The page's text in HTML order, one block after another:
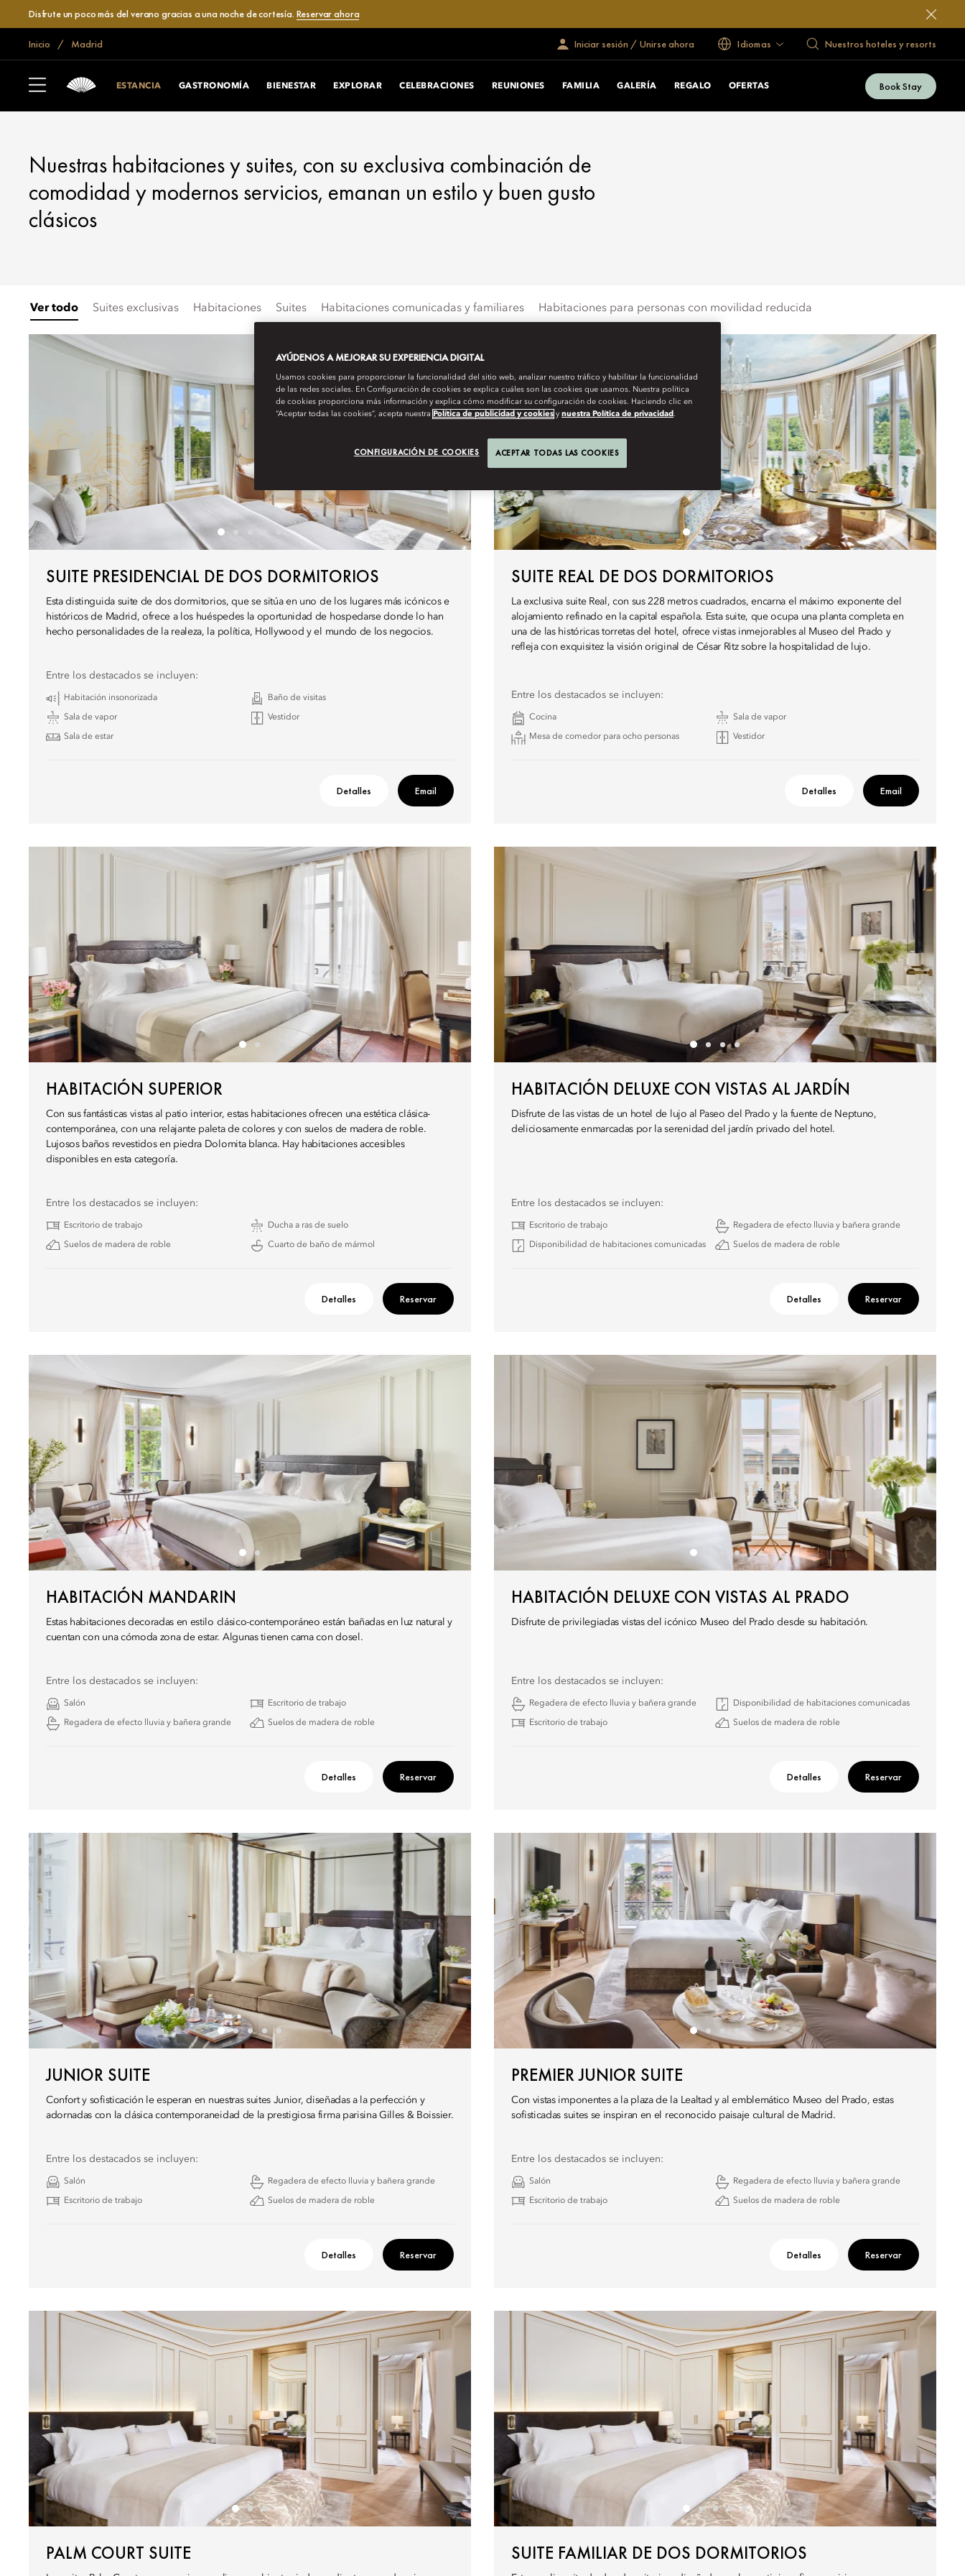
Disfrute un poco más del verano gracias a una noche de cortesía. Reservar ahora
Inicio Madrid Iniciar sesión / Unirse ahora Idiomas Nuestros hoteles y resorts
ESTANCIA GASTRONOMÍA BIENESTAR EXPLORAR CELEBRACIONES REUNIONES FAMILIA GALERÍA REGALO OFERTAS Book Stay
MADRID
ESTANCIA
Nuestras habitaciones y suites, con su exclusiva combinación de
comodidad y modernos servicios, emanan un estilo y buen gusto
clásicos
Ver todo Suites exclusivas Habitaciones Suites Habitaciones comunicadas y familiares Habitaciones para personas con movilidad reducida
SUITE PRESIDENCIAL DE DOS DORMITORIOS
Esta distinguida suite de dos dormitorios, que se sitúa en uno de los lugares más icónicos e
históricos de Madrid, ofrece a los huéspedes la oportunidad de hospedarse donde lo han
hecho personalidades de la realeza, la política, Hollywood y el mundo de los negocios.
Entre los destacados se incluyen:
Habitación insonorizada Baño de visitas
Sala de vapor Vestidor
Sala de estar
Detalles Email
SUITE REAL DE DOS DORMITORIOS
La exclusiva suite Real, con sus 228 metros cuadrados, encarna el máximo exponente del
alojamiento refinado en la capital española. Esta suite, que ocupa una planta completa en
una de las históricas torretas del hotel, ofrece vistas inmejorables al Museo del Prado y
refleja con exquisitez la visión original de César Ritz sobre la hospitalidad de lujo.
Entre los destacados se incluyen:
Cocina Sala de vapor
Mesa de comedor para ocho personas Vestidor
Detalles Email
HABITACIÓN SUPERIOR
Con sus fantásticas vistas al patio interior, estas habitaciones ofrecen una estética clásica-
contemporánea, con una relajante paleta de colores y con suelos de madera de roble.
Lujosos baños revestidos en piedra Dolomita blanca. Hay habitaciones accesibles
disponibles en esta categoría.
Entre los destacados se incluyen:
Escritorio de trabajo Ducha a ras de suelo
Suelos de madera de roble Cuarto de baño de mármol
Detalles Reservar
HABITACIÓN DELUXE CON VISTAS AL JARDÍN
Disfrute de las vistas de un hotel de lujo al Paseo del Prado y la fuente de Neptuno,
deliciosamente enmarcadas por la serenidad del jardín privado del hotel.
Entre los destacados se incluyen:
Escritorio de trabajo Regadera de efecto lluvia y bañera grande
Disponibilidad de habitaciones comunicadas Suelos de madera de roble
Detalles Reservar
HABITACIÓN MANDARIN
Estas habitaciones decoradas en estilo clásico-contemporáneo están bañadas en luz natural y
cuentan con una cómoda zona de estar. Algunas tienen cama con dosel.
Entre los destacados se incluyen:
Salón Escritorio de trabajo
Regadera de efecto lluvia y bañera grande Suelos de madera de roble
Detalles Reservar
HABITACIÓN DELUXE CON VISTAS AL PRADO
Disfrute de privilegiadas vistas del icónico Museo del Prado desde su habitación.
Entre los destacados se incluyen:
Regadera de efecto lluvia y bañera grande Disponibilidad de habitaciones comunicadas
Escritorio de trabajo Suelos de madera de roble
Detalles Reservar
JUNIOR SUITE
Confort y sofisticación le esperan en nuestras suites Junior, diseñadas a la perfección y
adornadas con la clásica contemporaneidad de la prestigiosa firma parisina Gilles & Boissier.
Entre los destacados se incluyen:
Salón Regadera de efecto lluvia y bañera grande
Escritorio de trabajo Suelos de madera de roble
Detalles Reservar
PREMIER JUNIOR SUITE
Con vistas imponentes a la plaza de la Lealtad y al emblemático Museo del Prado, estas
sofisticadas suites se inspiran en el reconocido paisaje cultural de Madrid.
Entre los destacados se incluyen:
Salón Regadera de efecto lluvia y bañera grande
Escritorio de trabajo Suelos de madera de roble
Detalles Reservar
PALM COURT SUITE SUITE FAMILIAR DE DOS DORMITORIOS
AYÚDENOS A MEJORAR SU EXPERIENCIA DIGITAL
Usamos cookies para proporcionar la funcionalidad del sitio web, analizar nuestro tráfico y habilitar la funcionalidad
de las redes sociales. En Configuración de cookies se explica cuáles son las cookies que usamos. Nuestra política
de cookies proporciona más información y explica cómo modificar su configuración de cookies. Haciendo clic en
“Aceptar todas las cookies”, acepta nuestra Política de publicidad y cookies y nuestra Política de privacidad .
CONFIGURACIÓN DE COOKIES ACEPTAR TODAS LAS COOKIES